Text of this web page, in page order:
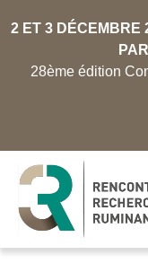
2 ET 3 DÉCEMBRE
28ème édition